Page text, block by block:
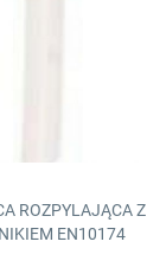
ROZPYLAJĄCA Z
EN10174